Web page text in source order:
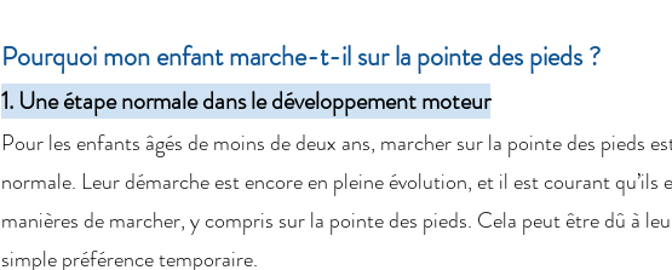
Pourquoi mon enfant marche-t-il sur la pointe des pieds ?
1. Une étape normale dans le développement moteur
Pour les enfants âgés de moins de deux ans, marcher sur la pointe des pieds
normale. Leur démarche est encore en pleine évolution, et il est courant
manières de marcher, y compris sur la pointe des pieds. Cela peut être dû à
simple préférence temporaire.